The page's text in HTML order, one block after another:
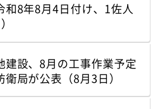
8年8月4日付け、1佐人
建設、8月の工事作業予定
局が公表（8月3日）